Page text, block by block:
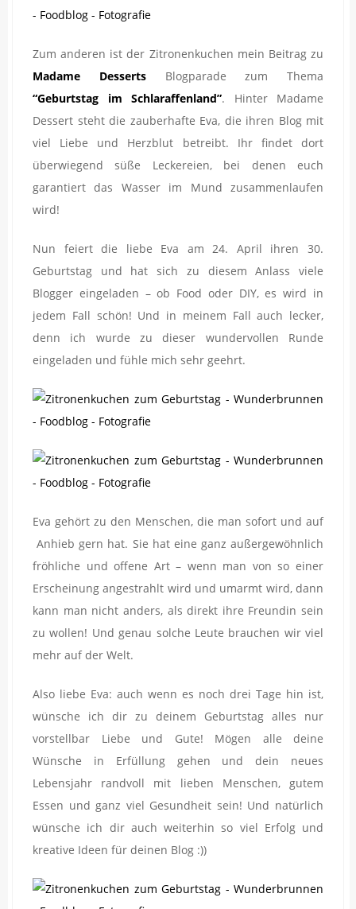
Zum anderen ist der Zitronenkuchen mein Beitrag zu
Madame DessertsBlogparade zum Thema
“Geburtstag im Schlaraffenland”. Hinter Madame
Dessert steht die zauberhafte Eva, die ihren Blog mit
viel Liebe und Herzblut betreibt. Ihr findet dort
überwiegend süße Leckereien, bei denen euch
garantiert das Wasser im Mund zusammenlaufen
wird!
Nun feiert die liebe Eva am 24. April ihren 30.
Geburtstag und hat sich zu diesem Anlass viele
Blogger eingeladen – ob Food oder DIY, es wird in
jedem Fall schön! Und in meinem Fall auch lecker,
denn ich wurde zu dieser wundervollen Runde
eingeladen und fühle mich sehr geehrt.
Eva gehört zu den Menschen, die man sofort und auf
Anhieb gern hat. Sie hat eine ganz außergewöhnlich
fröhliche und offene Art – wenn man von so einer
Erscheinung angestrahlt wird und umarmt wird, dann
kann man nicht anders, als direkt ihre Freundin sein
zu wollen! Und genau solche Leute brauchen wir viel
mehr auf der Welt.
Also liebe Eva: auch wenn es noch drei Tage hin ist,
wünsche ich dir zu deinem Geburtstag alles nur
vorstellbar Liebe und Gute! Mögen alle deine
Wünsche in Erfüllung gehen und dein neues
Lebensjahr randvoll mit lieben Menschen, gutem
Essen und ganz viel Gesundheit sein! Und natürlich
wünsche ich dir auch weiterhin so viel Erfolg und
kreative Ideen für deinen Blog :))